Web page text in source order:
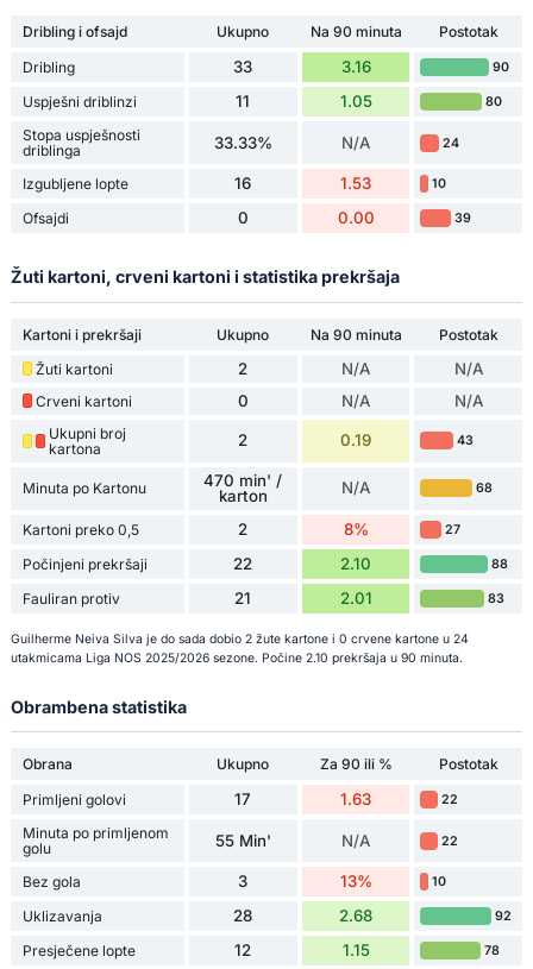
Dribling i ofsajd Ukupno Na 90 minuta
Postotak
Dribling
33 3.16 90
Uspješni driblinzi 11 1.05 80
Stopa uspješnosti
driblinga
33.33% N/A 24
Izgubljene lopte 16 1.53 10
Ofsajdi 0 0.00 39
Žuti kartoni, crveni kartoni i statistika prekršaja
Kartoni i prekršaji Ukupno Na 90 minuta
Postotak
Žuti kartoni
2 N/A N/A
Crveni kartoni 0 N/A N/A
Ukupni broj
kartona
2 0.19 43
Minuta po Kartonu
470 min' /
karton
N/A 68
Kartoni preko 0,5 2 8% 27
Počinjeni prekršaji 22 2.10 88
Fauliran protiv 21 2.01 83
Guilherme Neiva Silva je do sada dobio 2 žute kartone i 0 crvene kartone u 24
utakmicama Liga NOS 2025/2026 sezone. Počine 2.10 prekršaja u 90 minuta.
Obrambena statistika
Obrana Ukupno Za 90 ili %
Postotak
Primljeni golovi
17 1.63 22
Minuta po primljenom
golu
55 Min' N/A 22
Bez gola 3 13% 10
Uklizavanja 28 2.68 92
Presječene lopte 12 1.15 78